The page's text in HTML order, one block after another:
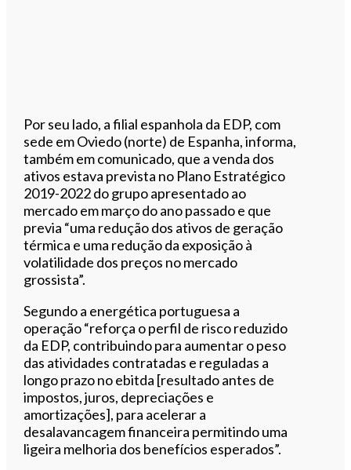
Por seu lado, a filial espanhola da EDP, com
sede em Oviedo (norte) de Espanha, informa,
também em comunicado, que a venda dos
ativos estava prevista no Plano Estratégico
2019-2022 do grupo apresentado ao
mercado em março do ano passado e que
previa “uma redução dos ativos de geração
térmica e uma redução da exposição à
volatilidade dos preços no mercado
grossista”.
Segundo a energética portuguesa a
operação “reforça o perfil de risco reduzido
da EDP, contribuindo para aumentar o peso
das atividades contratadas e reguladas a
longo prazo no ebitda [resultado antes de
impostos, juros, depreciações e
amortizações], para acelerar a
desalavancagem financeira permitindo uma
ligeira melhoria dos benefícios esperados”.